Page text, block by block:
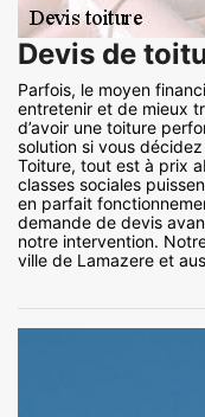
Devis de
Parfois, le moyen
entretenir et de mieux
d’avoir une toiture
solution si vous
Toiture, tout est à prix
classes sociales
en parfait
demande de devis
notre intervention.
ville de Lamazere et